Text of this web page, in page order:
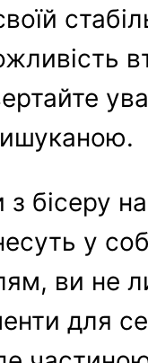
бісеру
у
ви не
для